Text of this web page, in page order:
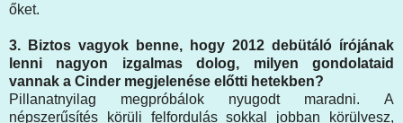
őket.
3.
Biztos vagyok benne, hogy 2012 debütáló írójának
lenni nagyon izgalmas dolog, milyen gondolataid
vannak a Cinder megjelenése előtti hetekben?
Pillanatnyilag megpróbálok nyugodt maradni.
A
népszerűsítés körüli felfordulás sokkal jobban körülvesz,